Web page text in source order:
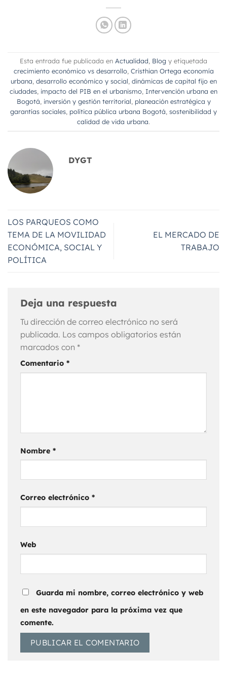
Esta entrada fue publicada en Actualidad Blog y etiquetada
crecimiento económico vs desarrollo, Cristhian Ortega economía
urbana desarrollo económico y social dinámicas de capital fijo en
ciudades impacto del PIB en el urbanismo Intervención urbana en
Bogotá inversión y gestión territorial planeación estratégica y
garantías sociales política pública urbana Bogotá sostenibilidad y
calidad de vida urbana.
DYGT
LOS PARQUEOS COMO
TEMA DE LA MOVILIDAD
ECONÓMICA, SOCIAL Y
POLÍTICA
EL MERCADO DE
TRABAJO
Deja una respuesta
Tu dirección de correo electrónico no será
publicada. Los campos obligatorios están
marcados con *
Comentario *
Nombre *
Correo electrónico *
Web
Guarda mi nombre, correo electrónico y web
en este navegador para la próxima vez que
comente.